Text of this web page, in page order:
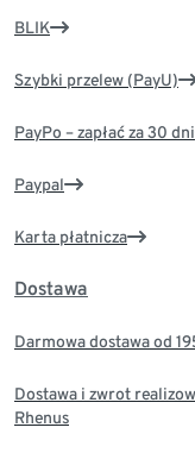
BLIK
Szybki przelew (PayU)
PayPo – zapłać za 30 dni
Paypal
Karta płatnicza
Dostawa
Darmowa dostawa od
Dostawa i zwrot
Rhenus